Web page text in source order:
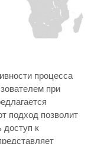
процесса
при
подход позволит
доступ к